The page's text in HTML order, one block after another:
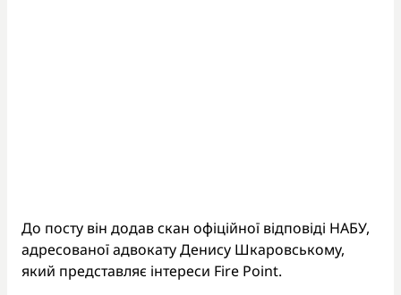
До посту він додав скан офіційної відповіді НАБУ,
адресованої адвокату Денису Шкаровському,
який представляє інтереси Fire Point.